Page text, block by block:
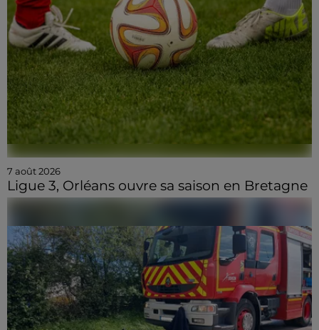
7 août 2026
Ligue 3, Orléans ouvre sa saison en Bretagne